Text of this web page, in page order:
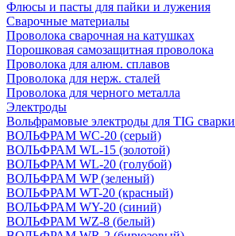
Флюсы и пасты для пайки и лужения
Сварочные материалы
Проволока сварочная на катушках
Порошковая самозащитная проволока
Проволока для алюм. сплавов
Проволока для нерж. сталей
Проволока для черного металла
Электроды
Вольфрамовые электроды для TIG сварки
ВОЛЬФРАМ WC-20 (серый)
ВОЛЬФРАМ WL-15 (золотой)
ВОЛЬФРАМ WL-20 (голубой)
ВОЛЬФРАМ WP (зеленый)
ВОЛЬФРАМ WT-20 (красный)
ВОЛЬФРАМ WY-20 (синий)
ВОЛЬФРАМ WZ-8 (белый)